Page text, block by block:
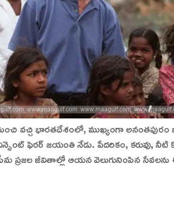
వచ్చి భారతదేశంలో, ముఖ్యంగా
ఫెరర్ జయంతి నేడు. పేదరికం, కరువు,
ప్రజల జీవితాల్లో ఆయన వెలుగునింపిన సేవలను